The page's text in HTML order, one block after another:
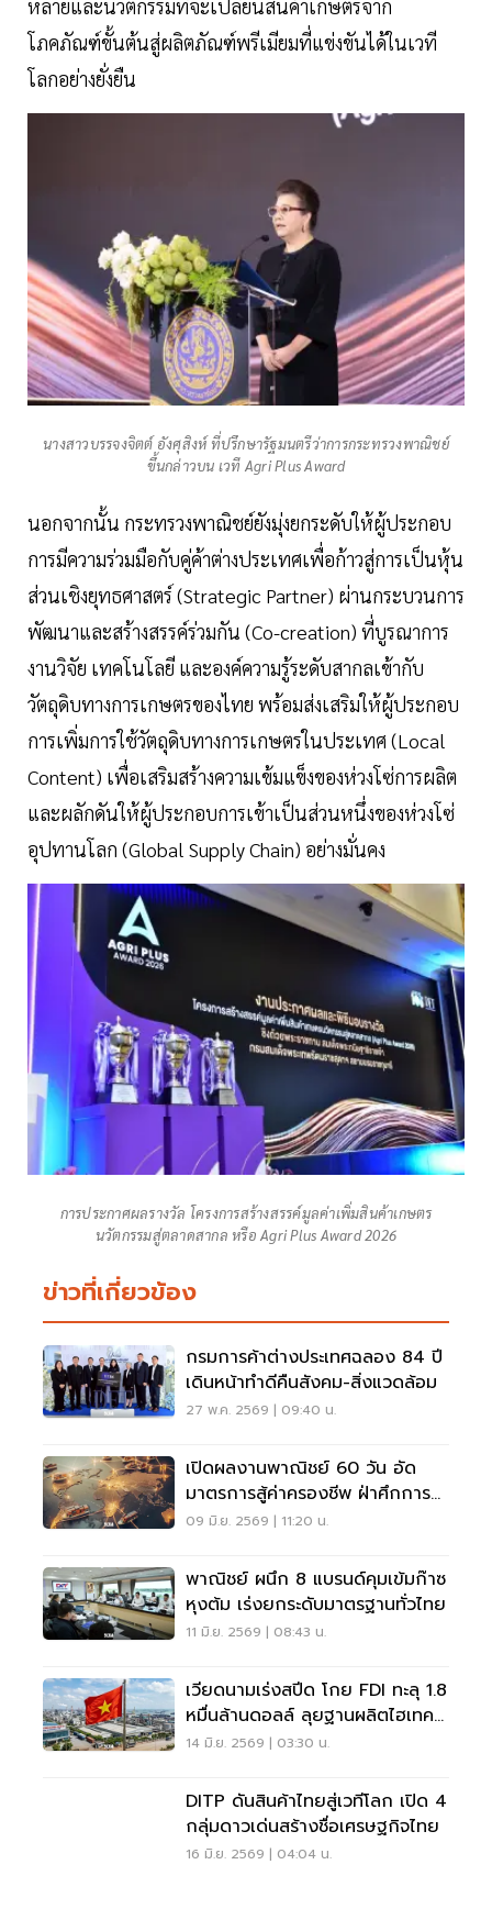
หลายและนวัตกรรมที่จะเปลี่ยนสินค้าเกษตรจาก
โภคภัณฑ์ขั้นต้นสู่ผลิตภัณฑ์พรีเมียมที่แข่งขันได้ในเวที
โลกอย่างยั่งยืน
นางสาวบรรจงจิตต์ อังศุสิงห์ ที่ปรึกษารัฐมนตรีว่าการกระทรวงพาณิชย์
ขึ้นกล่าวบน เวที Agri Plus Award
นอกจากนั้น กระทรวงพาณิชย์ยังมุ่งยกระดับให้ผู้ประกอบ
การมีความร่วมมือกับคู่ค้าต่างประเทศเพื่อก้าวสู่การเป็นหุ้น
ส่วนเชิงยุทธศาสตร์ (Strategic Partner) ผ่านกระบวนการ
พัฒนาและสร้างสรรค์ร่วมกัน (Co-creation) ที่บูรณาการ
งานวิจัย เทคโนโลยี และองค์ความรู้ระดับสากลเข้ากับ
วัตถุดิบทางการเกษตรของไทย พร้อมส่งเสริมให้ผู้ประกอบ
การเพิ่มการใช้วัตถุดิบทางการเกษตรในประเทศ (Local
Content) เพื่อเสริมสร้างความเข้มแข็งของห่วงโซ่การผลิต
และผลักดันให้ผู้ประกอบการเข้าเป็นส่วนหนึ่งของห่วงโซ่
อุปทานโลก (Global Supply Chain) อย่างมั่นคง
การประกาศผลรางวัล โครงการสร้างสรรค์มูลค่าเพิ่มสินค้าเกษตร
นวัตกรรมสู่ตลาดสากล หรือ Agri Plus Award 2026
ข่าวที่เกี่ยวข้อง
กรมการค้าต่างประเทศฉลอง 84 ปี
เดินหน้าทำดีคืนสังคม-สิ่งแวดล้อม
27 พ.ค. 2569 | 09:40 น.
เปิดผลงานพาณิชย์ 60 วัน อัด
มาตรการสู้ค่าครองชีพ ฝ่าศึกการ
ค้าโลก
09 มิ.ย. 2569 | 11:20 น.
พาณิชย์ ผนึก 8 แบรนด์คุมเข้มก๊าซ
หุงต้ม เร่งยกระดับมาตรฐานทั่วไทย
11 มิ.ย. 2569 | 08:43 น.
เวียดนามเร่งสปีด โกย FDI ทะลุ 1.8
หมื่นล้านดอลล์ ลุยฐานผลิตไฮเทค
โลก
14 มิ.ย. 2569 | 03:30 น.
DITP ดันสินค้าไทยสู่เวทีโลก เปิด 4
กลุ่มดาวเด่นสร้างชื่อเศรษฐกิจไทย
16 มิ.ย. 2569 | 04:04 น.